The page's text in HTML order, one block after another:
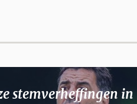
stemverheffingen in